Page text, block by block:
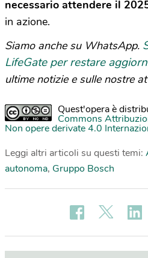
necessario attendere il
in azione.
Siamo anche su WhatsApp.
LifeGate per restare
ultime notizie e sulle nostre
Quest'opera è
Commons
Non opere derivate 4.0
Leggi altri articoli su questi temi:
autonoma, Gruppo Bosch